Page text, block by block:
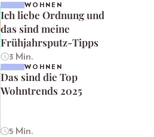
WOHNEN
Ich liebe Ordnung und
das sind meine
Frühjahrsputz-Tipps
3 Min.
WOHNEN
Das sind die Top
Wohntrends 2025
5 Min.